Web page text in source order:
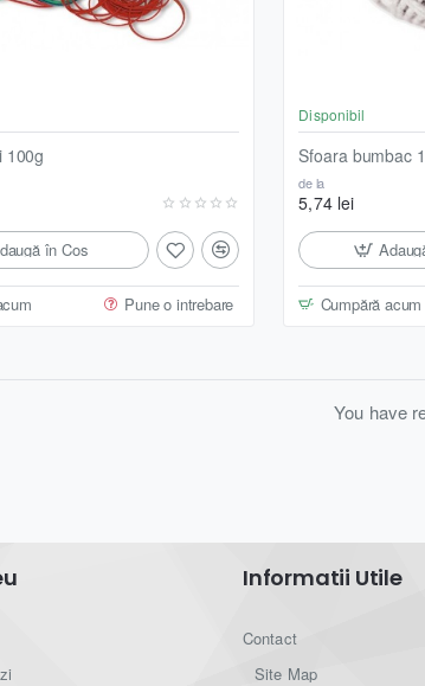
100g
în Coş
Pune o intrebare
Disponibil
Sfoara bumbac
de la
5,74 lei
Cumpără acum
You have
Informatii Utile
Contact
Site Map